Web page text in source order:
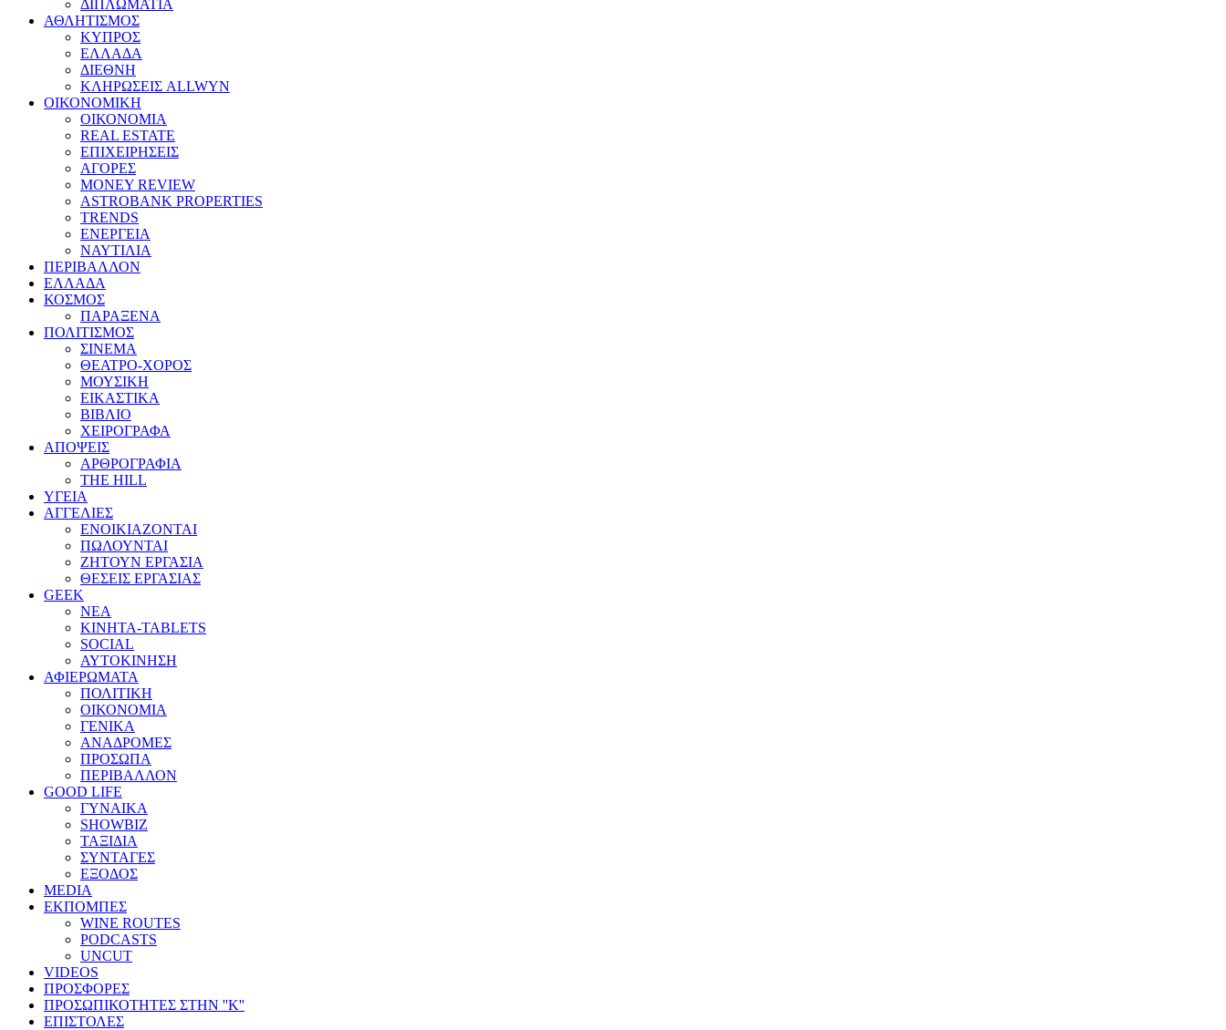
ΔΙΠΛΩΜΑΤΙΑ
ΑΘΛΗΤΙΣΜΟΣ
ΚΥΠΡΟΣ
ΕΛΛΑΔΑ
ΔΙΕΘΝΗ
ΚΛΗΡΩΣΕΙΣ ALLWYN
ΟΙΚΟΝΟΜΙΚΗ
ΟΙΚΟΝΟΜΙΑ
REAL ESTATE
ΕΠΙΧΕΙΡΗΣΕΙΣ
ΑΓΟΡΕΣ
MONEY REVIEW
ASTROBANK PROPERTIES
TRENDS
ΕΝΕΡΓΕΙΑ
ΝΑΥΤΙΛΙΑ
ΠΕΡΙΒΑΛΛΟΝ
ΕΛΛΑΔΑ
ΚΟΣΜΟΣ
ΠΑΡΑΞΕΝΑ
ΠΟΛΙΤΙΣΜΟΣ
ΣΙΝΕΜΑ
ΘΕΑΤΡΟ-ΧΟΡΟΣ
ΜΟΥΣΙΚΗ
ΕΙΚΑΣΤΙΚΑ
ΒΙΒΛΙΟ
ΧΕΙΡΟΓΡΑΦΑ
ΑΠΟΨΕΙΣ
ΑΡΘΡΟΓΡΑΦΙΑ
THE HILL
ΥΓΕΙΑ
ΑΓΓΕΛΙΕΣ
ΕΝΟΙΚΙΑΖΟΝΤΑΙ
ΠΩΛΟΥΝΤΑΙ
ΖΗΤΟΥΝ ΕΡΓΑΣΙΑ
ΘΕΣΕΙΣ ΕΡΓΑΣΙΑΣ
GEEK
ΝΕΑ
ΚΙΝΗΤΑ-TABLETS
SOCIAL
ΑΥΤΟΚΙΝΗΣΗ
ΑΦΙΕΡΩΜΑΤΑ
ΠΟΛΙΤΙΚΗ
ΟΙΚΟΝΟΜΙΑ
ΓΕΝΙΚΑ
ΑΝΑΔΡΟΜΕΣ
ΠΡΟΣΩΠΑ
ΠΕΡΙΒΑΛΛΟΝ
GOOD LIFE
ΓΥΝΑΙΚΑ
SHOWBIZ
ΤΑΞΙΔΙΑ
ΣΥΝΤΑΓΕΣ
ΕΞΟΔΟΣ
MEDIA
ΕΚΠΟΜΠΕΣ
WINE ROUTES
PODCASTS
UNCUT
VIDEOS
ΠΡΟΣΦΟΡΕΣ
ΠΡΟΣΩΠΙΚΟΤΗΤΕΣ ΣΤΗΝ ''Κ''
ΕΠΙΣΤΟΛΕΣ